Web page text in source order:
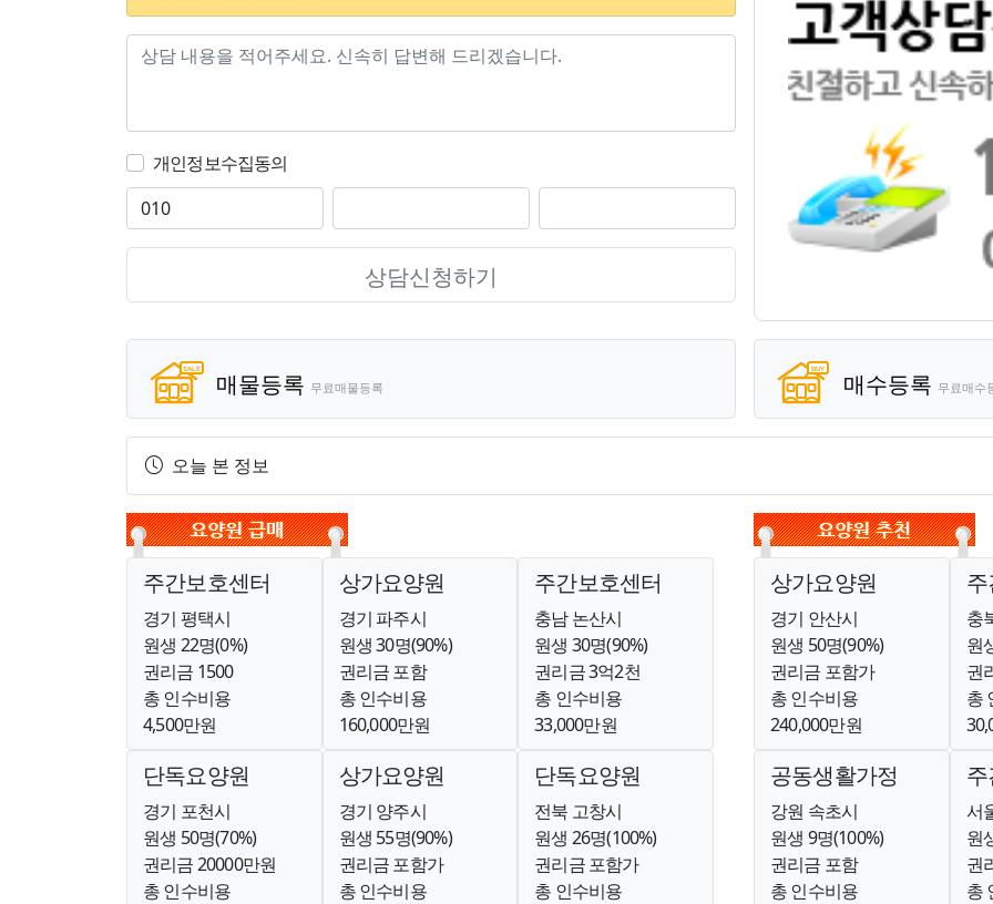
개인정보수집동의
상담신청하기
매물등록 무료매물등록 매수등록 무료매수
오늘 본 정보
주간보호센터
경기 평택시
원생 22명(0%)
권리금 1500
총 인수비용
4,500만원
상가요양원
경기 파주시
원생 30명(90%)
권리금 포함
총 인수비용
160,000만원
주간보호센터
충남 논산시
원생 30명(90%)
권리금 3억2천
총 인수비용
33,000만원
단독요양원
경기 포천시
원생 50명(70%)
권리금 20000만원
총 인수비용
상가요양원
경기 양주시
원생 55명(90%)
권리금 포함가
총 인수비용
단독요양원
전북 고창시
원생 26명(100%)
권리금 포함가
총 인수비용
상가요양원
경기 안산시
원생 50명(90%)
권리금 포함가
총 인수비용
240,000만원
충
원
권
총
공동생활가정
강원 속초시
원생 9명(100%)
권리금 포함
총 인수비용
서
원
권
총